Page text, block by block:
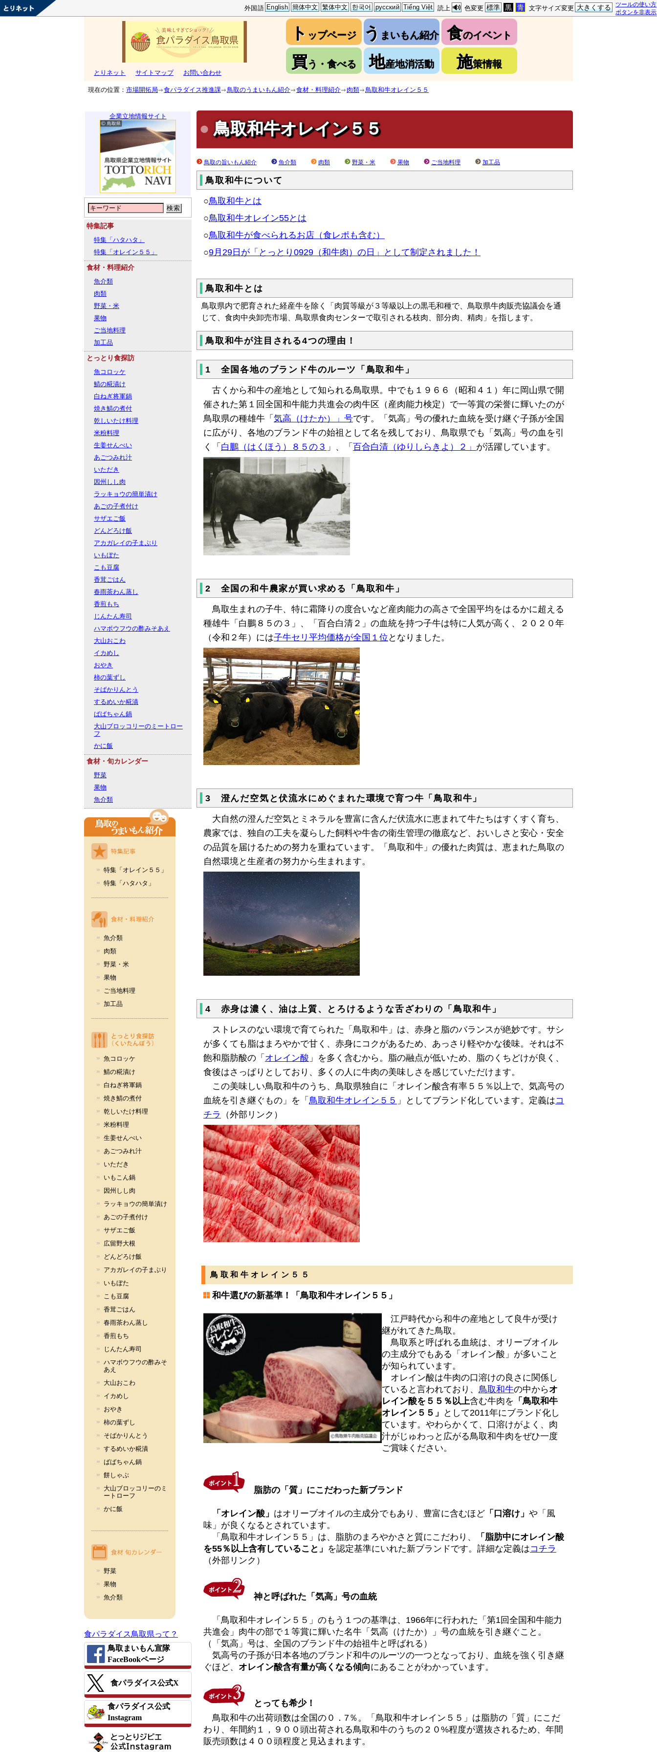
ツールの使い方
ボタンを非表示
文字サイズ変更 大きくする
色変更 標準 黒 青
読上
外国語 English 簡体中文 繁体中文 한국어 русский Tiếng Việt
とりネット サイトマップ お問い合わせ
ト ップページ う まいもん紹介 食のイベント
買う・食べる 地産地消活動 施策情報
現在の位置： 市場開拓局 食パラダイス推進課 鳥取のうまいもん紹介 食材・料理紹介 肉類 鳥取和牛オレイン５５
企業立地情報サイト
検索
特集記事
特集「ハタハタ」
特集「オレイン５５」
食材・料理紹介
魚介類
肉類
野菜・米
果物
ご当地料理
加工品
とっとり食探訪
魚コロッケ
鯖の糀漬け
白ねぎ将軍鍋
焼き鯖の煮付
乾しいたけ料理
米粉料理
生姜せんべい
あごつみれ汁
いただき
因州しし肉
ラッキョウの簡単漬け
あごの子煮付け
サザエご飯
どんどろけ飯
アカガレイの子まぶり
いもぼた
こも豆腐
香茸ごはん
春雨茶わん蒸し
香煎もち
じんたん寿司
ハマボウフウの酢みそあえ
大山おこわ
イカめし
おやき
柿の葉ずし
そばかりんとう
するめいか糀漬
ばばちゃん鍋
大山ブロッコリーのミートロー
フ
かに飯
食材・旬カレンダー
野菜
果物
魚介類
特集「オレイン５５」
特集「ハタハタ」
魚介類
肉類
野菜・米
果物
ご当地料理
加工品
魚コロッケ
鯖の糀漬け
白ねぎ将軍鍋
焼き鯖の煮付
乾しいたけ料理
米粉料理
生姜せんべい
あごつみれ汁
いただき
いもこん鍋
因州しし肉
ラッキョウの簡単漬け
あごの子煮付け
サザエご飯
広留野大根
どんどろけ飯
アカガレイの子まぶり
いもぼた
こも豆腐
香茸ごはん
春雨茶わん蒸し
香煎もち
じんたん寿司
ハマボウフウの酢みそ
あえ
大山おこわ
イカめし
おやき
柿の葉ずし
そばかりんとう
するめいか糀漬
ばばちゃん鍋
餅しゃぶ
大山ブロッコリーのミ
ートローフ
かに飯
野菜
果物
魚介類
食パラダイス鳥取県って？
鳥取まいもん宣隊
FaceBookページ
食パラダイス公式X
食パラダイス公式
Instagram
鳥取和牛オレイン５５
鳥取の旨いもん紹介 魚介類 肉類 野菜・米 果物 ご当地料理 加工品
鳥取和牛について
○鳥取和牛とは
○鳥取和牛オレイン55とは
○鳥取和牛が食べられるお店（食レポも含む）
○9月29日が「とっとり0929（和牛肉）の日」として制定されました！
鳥取和牛とは
鳥取県内で肥育された経産牛を除く「肉質等級が３等級以上の黒毛和種で、鳥取県牛肉販売協議会を通
じて、食肉中央卸売市場、鳥取県食肉センターで取引される枝肉、部分肉、精肉」を指します。
鳥取和牛が注目される4つの理由！
1 全国各地のブランド牛のルーツ「鳥取和牛」
古くから和牛の産地として知られる鳥取県。中でも１９６６（昭和４１）年に岡山県で開
催された第１回全国和牛能力共進会の肉牛区（産肉能力検定）で一等賞の栄誉に輝いたのが
鳥取県の種雄牛「 気高（けたか）」号です。「気高」号の優れた血統を受け継ぐ子孫が全国
に広がり、各地のブランド牛の始祖として名を残しており、鳥取県でも「気高」号の血を引
く「 白鵬（はくほう）８５の３ 」、「 百合白清（ゆりしらきよ）２」 が活躍しています。
2 全国の和牛農家が買い求める「鳥取和牛」
鳥取生まれの子牛、特に霜降りの度合いなど産肉能力の高さで全国平均をはるかに超える
種雄牛「白鵬８５の３」、「百合白清２」の血統を持つ子牛は特に人気が高く、２０２０年
（令和２年）には子牛セリ平均価格が全国１位 となりました。
3 澄んだ空気と伏流水にめぐまれた環境で育つ牛「鳥取和牛」
大自然の澄んだ空気とミネラルを豊富に含んだ伏流水に恵まれて牛たちはすくすく育ち、
農家では、独自の工夫を凝らした飼料や牛舎の衛生管理の徹底など、おいしさと安心・安全
の品質を届けるための努力を重ねています。「鳥取和牛」の優れた肉質は、恵まれた鳥取の
自然環境と生産者の努力から生まれます。
4 赤身は濃く、油は上質、とろけるような舌ざわりの「鳥取和牛」
ストレスのない環境で育てられた「鳥取和牛」は、赤身と脂のバランスが絶妙です。サシ
が多くても脂はまろやかで甘く、赤身にコクがあるため、あっさり軽やかな後味。それは不
飽和脂肪酸の「 オレイン酸 」を多く含むから。脂の融点が低いため、脂のくちどけが良く、
食後はさっぱりとしており、多くの人に牛肉の美味しさを感じていただけます。
この美味しい鳥取和牛のうち、鳥取県独自に「オレイン酸含有率５５％以上で、気高号の
血統を引き継ぐもの」を「 鳥取和牛オレイン５５ 」としてブランド化しています。定義はコ
チラ
（外部リンク）
鳥取和牛オレイン５５
和牛選びの新基準！「鳥取和牛オレイン５５」
江戸時代から和牛の産地として良牛が受け
継がれてきた鳥取。
鳥取系と呼ばれる血統は、オリーブオイル
の主成分でもある「オレイン酸」が多いこと
が知られています。
オレイン酸は牛肉の口溶けの良さに関係し
ていると言われており、 鳥取和牛の中からオ
レイン酸を５５％以上含む牛肉を 「鳥取和牛
オレイン５５」
として2011年にブランド化し
ています。やわらかくて、口溶けがよく、肉
汁がじゅわっと広がる鳥取和牛肉をぜひ一度
ご賞味ください。
脂肪の「質」にこだわった新ブランド
「オレイン酸」 はオリーブオイルの主成分でもあり、豊富に含むほど 「口溶け」 や「風
味」が良くなるとされています。
「鳥取和牛オレイン５５」は、脂肪のまろやかさと質にこだわり、
「脂肪中にオレイン酸
を55％以上含有していること」 を認定基準にいれた新ブランドです。詳細な定義はコチラ
（外部リンク）
神と呼ばれた「気高」号の血統
「鳥取和牛オレイン５５」のもう１つの基準は、1966年に行われた「第1回全国和牛能力
共進会」肉牛の部で１等賞に輝いた名牛「気高（けたか）」号の血統を引き継ぐこと。
（「気高」号は、全国のブランド牛の始祖牛と呼ばれる）
気高号の子孫が日本各地のブランド和牛のルーツの一つとなっており、血統を強く引き継
ぐほど、 オレイン酸含有量が高くなる傾向にあることがわかっています。
とっても希少！
鳥取和牛の出荷頭数は全国の０．7％。「鳥取和牛オレイン５５」は脂肪の「質」にこだ
わり、年間約１，９００頭出荷される鳥取和牛のうちの２０%程度が選抜されるため、年間
販売頭数は４００頭程度と見込まれます。